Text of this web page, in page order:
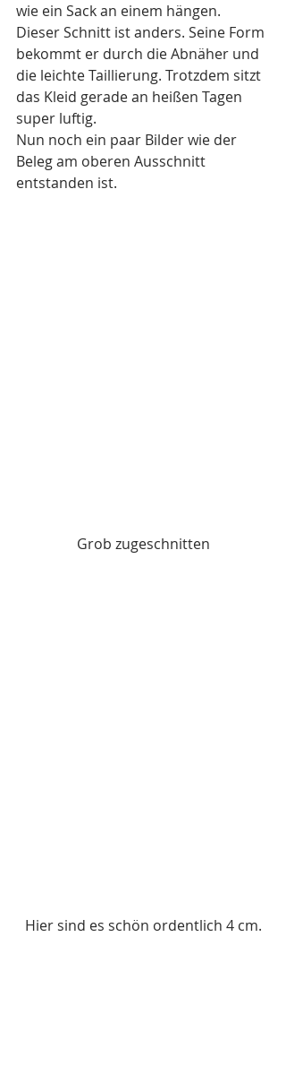
wie ein Sack an einem hängen.
Dieser Schnitt ist anders. Seine Form
bekommt er durch die Abnäher und
die leichte Taillierung. Trotzdem sitzt
das Kleid gerade an heißen Tagen
super luftig.
Nun noch ein paar Bilder wie der
Beleg am oberen Ausschnitt
entstanden ist.
Grob zugeschnitten
Hier sind es schön ordentlich 4 cm.